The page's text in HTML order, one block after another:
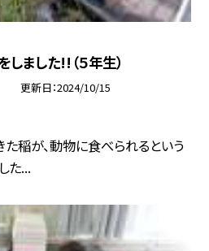
ました!!（５年生）
更新日 2024/10/15
稲が、動物に食べられるという
た...